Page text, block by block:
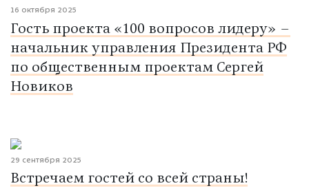
16 октября 2025
Гость проекта «100 вопросов лидеру» –
начальник управления Президента РФ
по общественным проектам Сергей
Новиков
29 сентября 2025
Встречаем гостей со всей страны!